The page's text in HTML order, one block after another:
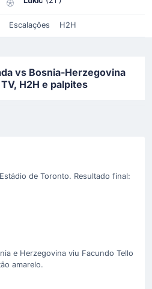
Escalações H2H
vs Bosnia-Herzegovina
H2H e palpites
de Toronto. Resultado final:
e Herzegovina viu Facundo Tello
amarelo.